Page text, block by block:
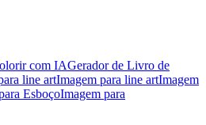
com IAGerador de Livro de
line artImagem para line artImagem
EsboçoImagem para